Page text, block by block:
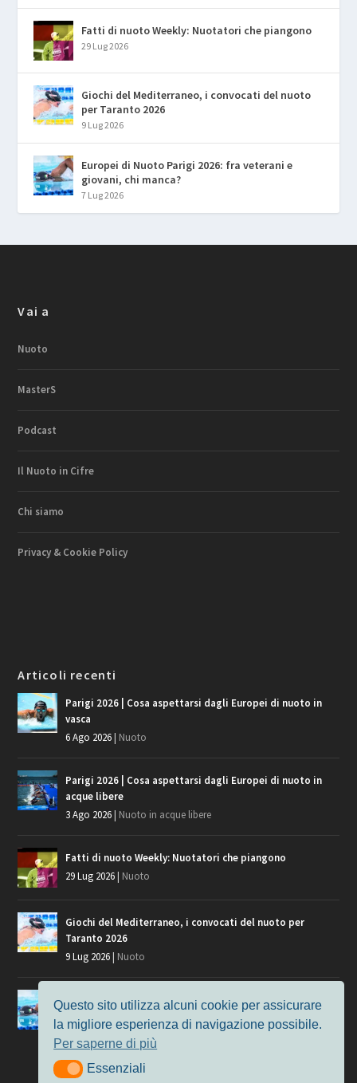
Fatti di nuoto Weekly: Nuotatori che piangono
29 Lug 2026
Giochi del Mediterraneo, i convocati del nuoto
per Taranto 2026
9 Lug 2026
Europei di Nuoto Parigi 2026: fra veterani e
giovani, chi manca?
7 Lug 2026
Vai a
Nuoto
MasterS
Podcast
Il Nuoto in Cifre
Chi siamo
Privacy & Cookie Policy
Articoli recenti
Parigi 2026 | Cosa aspettarsi dagli Europei di nuoto in
vasca
6 Ago 2026| Nuoto
Parigi 2026 | Cosa aspettarsi dagli Europei di nuoto in
acque libere
3 Ago 2026| Nuoto in acque libere
Fatti di nuoto Weekly: Nuotatori che piangono
29 Lug 2026| Nuoto
Giochi del Mediterraneo, i convocati del nuoto per
Taranto 2026
9 Lug 2026| Nuoto
Europei di Nuoto Parigi 2026: fra veterani e giovani, chi
7 Lug 2026
Nuoto
Questo sito utilizza alcuni cookie per assicurare
la migliore esperienza di navigazione possibile.
Per saperne di più
EssenzialiEssenziali